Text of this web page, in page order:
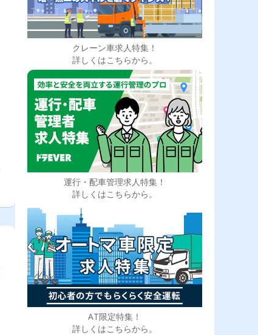
クレーン車求人特集！
詳しくはこちらから。
運行・配車管理求人特集！
詳しくはこちらから。
AT限定特集！
詳しくはこちらから。